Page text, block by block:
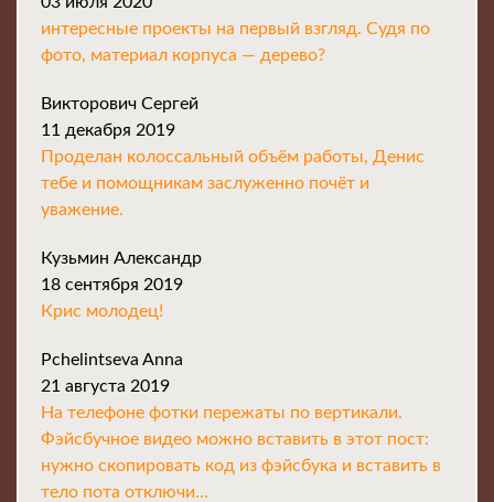
интересные проекты на первый взгляд. Судя по
фото, материал корпуса — дерево?
Викторович Сергей
11 декабря 2019
Проделан колоссальный объём работы, Денис
тебе и помощникам заслуженно почёт и
уважение.
Кузьмин Александр
18 сентября 2019
Крис молодец!
Pchelintseva Anna
21 августа 2019
На телефоне фотки пережаты по вертикали.
Фэйсбучное видео можно вставить в этот пост:
нужно скопировать код из фэйсбука и вставить в
тело пота отключи...